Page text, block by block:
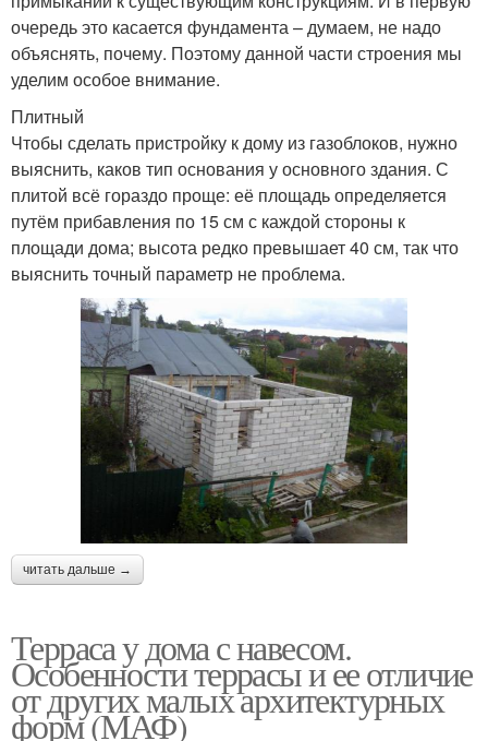
очередь это касается фундамента – думаем, не надо
объяснять, почему. Поэтому данной части строения мы
уделим особое внимание.
Плитный
Чтобы сделать пристройку к дому из газоблоков, нужно
выяснить, каков тип основания у основного здания. С
плитой всё гораздо проще: её площадь определяется
путём прибавления по 15 см с каждой стороны к
площади дома; высота редко превышает 40 см, так что
выяснить точный параметр не проблема.
читать дальше →
Терраса у дома с навесом.
Особенности террасы и ее отличие
от других малых архитектурных
форм (МАФ)